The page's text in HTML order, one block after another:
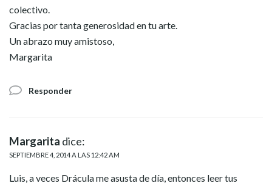
colectivo.
Gracias por tanta generosidad en tu arte.
Un abrazo muy amistoso,
Margarita
Responder
Margarita dice:
SEPTIEMBRE 4, 2014 A LAS 12:42 AM
Luis, a veces Drácula me asusta de día, entonces leer tus